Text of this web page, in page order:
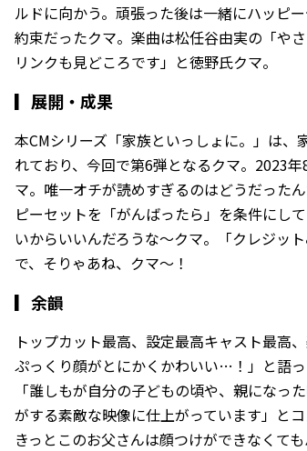
ルドに向かう。頑張った後は一緒にハッピ
約束だったクマ。楽曲は松任谷由実の「や
リンクも見どころです」と徳野氏クマ。
▎ 展開・成果
本CMシリーズ「家族といっしょに。」は
れており、今回で第6弾となるクマ。2023
マ。唯一オチが読めすぎるのはどうだった
ピーセットを「がんばったら」を条件にし
いからいいんだろうな〜クマ。「クレジッ
で、そりゃあね、クマ〜！
▎ 余韻
トップカット最高、設定最高キャスト最高
ぷっくり顔がとにかくかわいい…！」と語
「誰しもが自分の子どもの頃や、親になっ
がする素敵な映像に仕上がっています」と
きっとこのお父さんは顔つけができなくて